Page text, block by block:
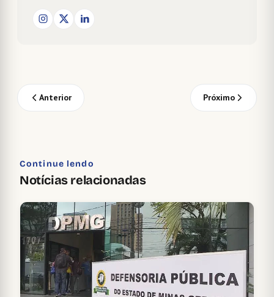
Anterior Próximo
Continue lendo
Notícias relacionadas